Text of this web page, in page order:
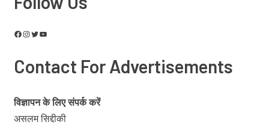
Contact For Advertisements
विज्ञापन के लिए संपर्क करें
असलम सिद्दीकी